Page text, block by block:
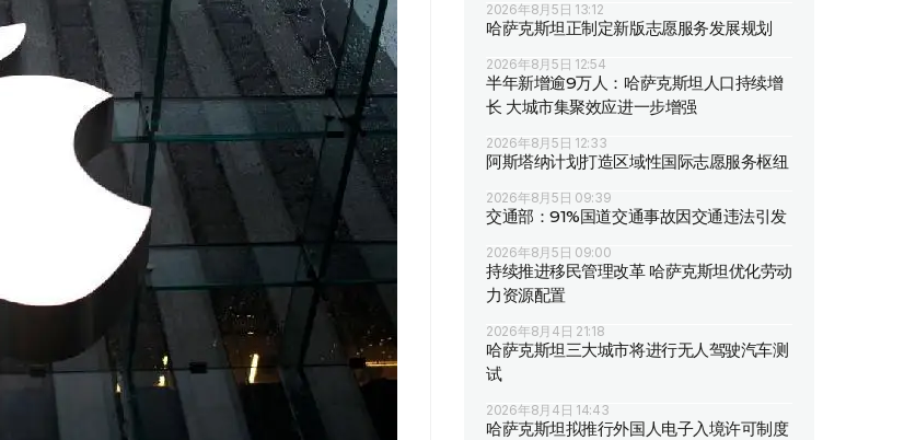
2026年8月5日 13:12
哈萨克斯坦正制定新版志愿服务发展规划
2026年8月5日 12:54
半年新增逾9万人：哈萨克斯坦人口持续增
长 大城市集聚效应进一步增强
2026年8月5日 12:33
阿斯塔纳计划打造区域性国际志愿服务枢纽
2026年8月5日 09:39
交通部：91%国道交通事故因交通违法引发
2026年8月5日 09:00
持续推进移民管理改革 哈萨克斯坦优化劳动
力资源配置
2026年8月4日 21:18
哈萨克斯坦三大城市将进行无人驾驶汽车测
试
2026年8月4日 14:43
哈萨克斯坦拟推行外国人电子入境许可制度